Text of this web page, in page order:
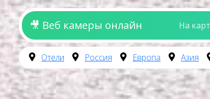
🎥 Веб камеры онлайн На
Отели Россия Европа Азия